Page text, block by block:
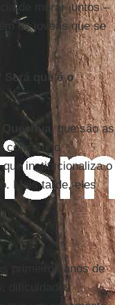
de morar juntos –
os jovens que se
que é o
Quechua
, que são as
constitui o
institucionaliza o
Mais tarde, eles
primeiros anos de
dificuldades